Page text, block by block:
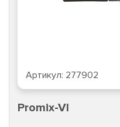
Артикул: 277902
Promix-VI